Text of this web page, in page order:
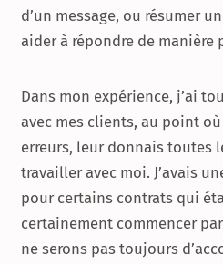
d’un message, ou résumer
aider à répondre de manière
Dans mon expérience, j’ai
avec mes clients, au point
erreurs, leur donnais toutes
travailler avec moi. J’avais
pour certains contrats qui
certainement commencer
ne serons pas toujours